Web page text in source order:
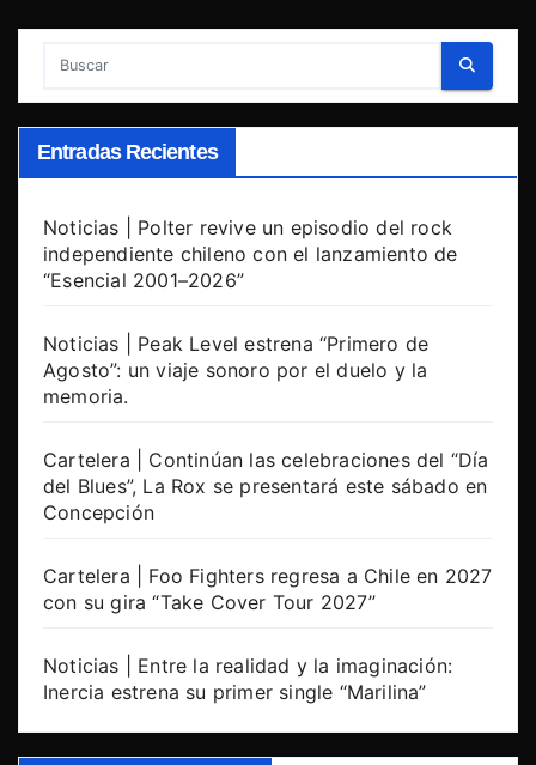
Entradas Recientes
Noticias | Polter revive un episodio del rock
independiente chileno con el lanzamiento de
“Esencial 2001–2026”
Noticias | Peak Level estrena “Primero de
Agosto”: un viaje sonoro por el duelo y la
memoria.
Cartelera | Continúan las celebraciones del “Día
del Blues”, La Rox se presentará este sábado en
Concepción
Cartelera | Foo Fighters regresa a Chile en 2027
con su gira “Take Cover Tour 2027”
Noticias | Entre la realidad y la imaginación:
Inercia estrena su primer single “Marilina”